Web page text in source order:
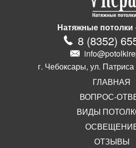
Натяжные потолки
8 (8352)
г. Чебоксары, ул.
ГЛАВНАЯ
ВОПРОС-
ВИДЫ
ОТЗЫВЫ